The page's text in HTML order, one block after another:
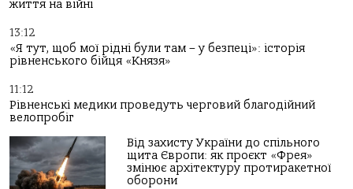
життя на війні
13:12
«Я тут, щоб мої рідні були там – у безпеці»: історія
рівненського бійця «Князя»
11:12
Рівненські медики проведуть черговий благодійний
велопробіг
Від захисту України до спільного
щита Європи: як проєкт «Фрея»
змінює архітектуру протиракетної
оборони